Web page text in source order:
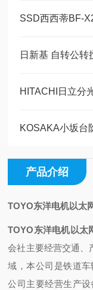
SSD西西蒂BF-
KOSAKA小坂台
产品介绍
TOYO东洋电机以太
TOYO东洋电机以太
会社主要经营交通、
域，本公司是铁道
公司主要经营生产